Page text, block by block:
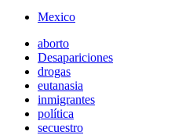
Mexico
aborto
Desapariciones
drogas
eutanasia
inmigrantes
política
secuestro